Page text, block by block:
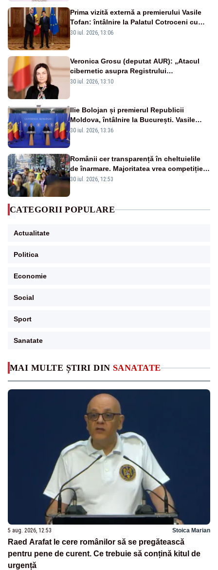
MAI MULTE ȘTIRI DIN SANATATE
5 aug. 2026, 12:53 Stoica Marian
Raed Arafat le cere românilor să se pregătească
pentru pene de curent. Ce trebuie să conțină kitul de
urgență
Prima vizită externă a premierului Vasile
Tofan: întâlnire la Palatul Cotroceni cu
președintele Nicușor Dan
30 iul. 2026, 13:06
Veronica Grosu (deputat AUR): „Atacul
cibernetic asupra Registrului
Proprietăților transmite un semnal de
30 iul. 2026, 13:10
Ilie Bolojan și premierul Republicii
Moldova, întâlnire la București. Vasile
Tofan, primit cu onoruri militare
30 iul. 2026, 13:36
Românii cer transparență în cheltuielile
de înarmare. Majoritatea vrea competiție
reală și industrie locală – SONDAJ
30 iul. 2026, 12:53
CATEGORII POPULARE
Actualitate
Politica
Economie
Social
Sport
Sanatate